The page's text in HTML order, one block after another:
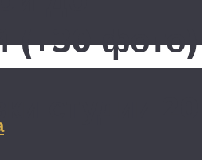
(+30 фото)
студии 20